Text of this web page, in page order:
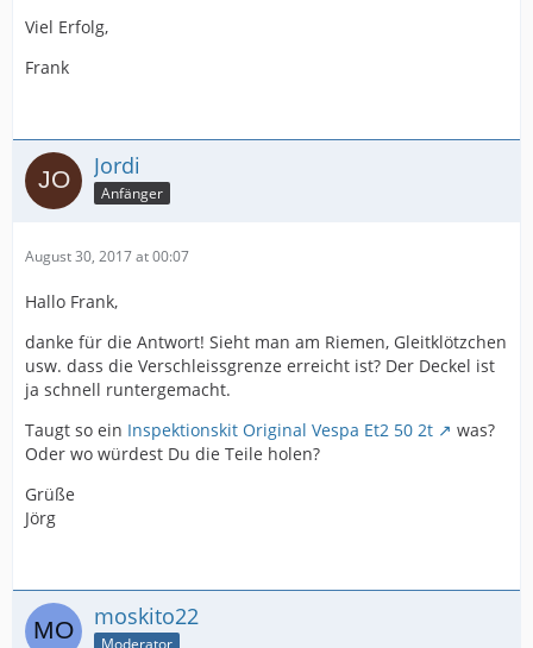
Viel Erfolg,
Frank
Jordi
Anfänger
August 30, 2017 at 00:07
Hallo Frank,
danke für die Antwort! Sieht man am Riemen, Gleitklötzchen
usw. dass die Verschleissgrenze erreicht ist? Der Deckel ist
ja schnell runtergemacht.
Taugt so ein Inspektionskit Original Vespa Et2 50 2t
was?
Oder wo würdest Du die Teile holen?
Grüße
Jörg
moskito22
Moderator